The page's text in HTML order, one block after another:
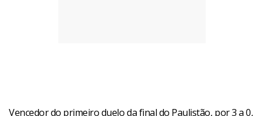
Vencedor do primeiro duelo da final do Paulistão, por 3 a 0,